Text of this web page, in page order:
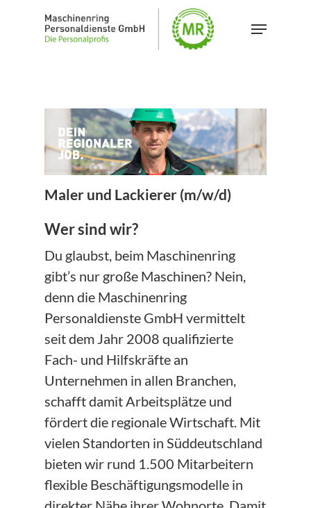
Menu
Maler und Lackierer (m/w/d)
Wer sind wir?
Du glaubst, beim Maschinenring
gibt’s nur große Maschinen? Nein,
denn die Maschinenring
Personaldienste GmbH vermittelt
seit dem Jahr 2008 qualifizierte
Fach- und Hilfskräfte an
Unternehmen in allen Branchen,
schafft damit Arbeitsplätze und
fördert die regionale Wirtschaft. Mit
vielen Standorten in Süddeutschland
bieten wir rund 1.500 Mitarbeitern
flexible Beschäftigungsmodelle in